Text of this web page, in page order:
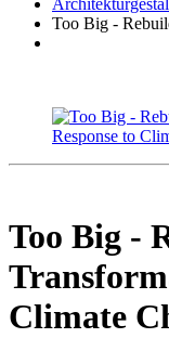
Too Big -
Too Big -
Climate